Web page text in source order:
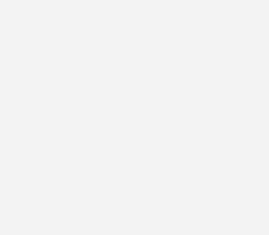
Schulungsprogramms
jetzt auch ein fester Bestandteil des
GIZ Langenfeld. Sie wird insbesondere in
Trinkwasser eingesetzt, darunter die
Fachkraft für Trinkwasserhygiene“
Seminare“. Entwickelt wurde die Anlage von
mit Yves Dieplinger aus dem Geberit
in Jona, Schweiz.
GIZ Langenfeld